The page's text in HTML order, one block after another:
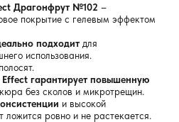
Драгонфрут №102 –
покрытие с гелевым эффектом
подходит для
использования.
гарантирует повышенную
без сколов и микротрещин.
и высокой
ложится ровно и не растекается.